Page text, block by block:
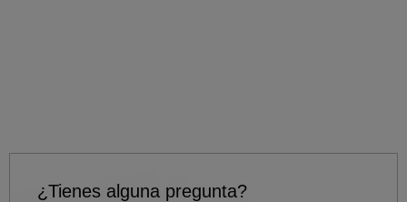
¿Tienes alguna pregunta?